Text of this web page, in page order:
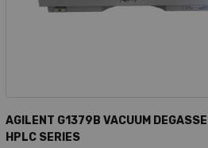
AGILENT G1379B VACUUM
HPLC SERIES